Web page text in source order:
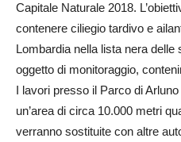
Capitale Naturale 2018.
contenere ciliegio tardivo e
Lombardia nella lista nera delle
oggetto di monitoraggio,
I lavori presso il Parco di
un’area di circa 10.000 metri
verranno sostituite con altre